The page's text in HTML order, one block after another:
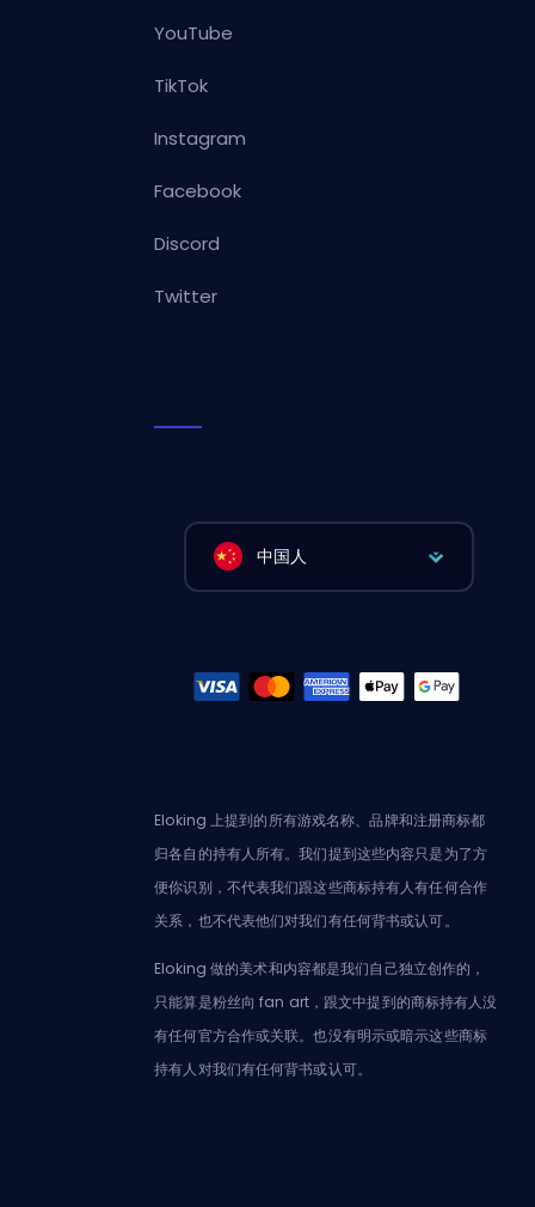
YouTube
TikTok
Instagram
Facebook
Discord
Twitter
中国人
Eloking 上提到的所有游戏名称、品牌和注册商标都
归各自的持有人所有。我们提到这些内容只是为了方
便你识别，不代表我们跟这些商标持有人有任何合作
关系，也不代表他们对我们有任何背书或认可。
Eloking 做的美术和内容都是我们自己独立创作的，
只能算是粉丝向 fan art，跟文中提到的商标持有人没
有任何官方合作或关联。也没有明示或暗示这些商标
持有人对我们有任何背书或认可。